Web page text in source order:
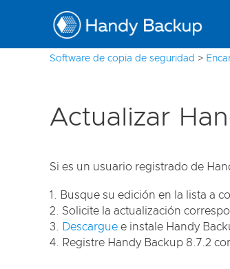
Software de copia de seguridad >
Actualizar
Si es un usuario registrado de
Busque su edición en la lista a
Solicite la actualización
Descargue e instale Handy
Registre Handy Backup 8.7.2